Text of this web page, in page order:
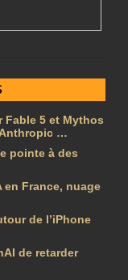
5 et Mythos
…
pointe à des
en France, nuage
de l’iPhone
de retarder